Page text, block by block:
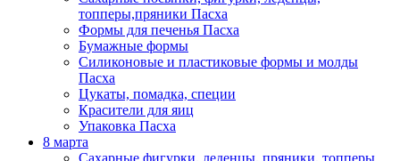
топперы,пряники Пасха
Формы для печенья Пасха
Бумажные формы
Силиконовые и пластиковые формы и молды
Пасха
Цукаты, помадка, специи
Красители для яиц
Упаковка Пасха
8 марта
Сахарные фигурки, леденцы, пряники, топперы